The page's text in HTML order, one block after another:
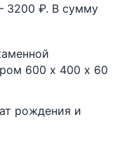
3200 ₽. В сумму
600 х 400 х 60
рождения и